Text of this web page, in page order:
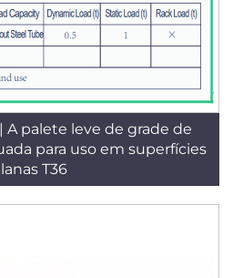
A palete leve de grade de
para uso em superfícies
T36